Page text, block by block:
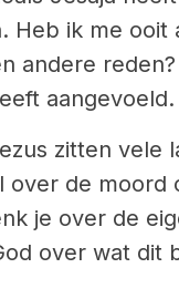
Heb ik me ooit
andere
aangevoeld.
zitten vele
over de moord
je over de
over wat dit